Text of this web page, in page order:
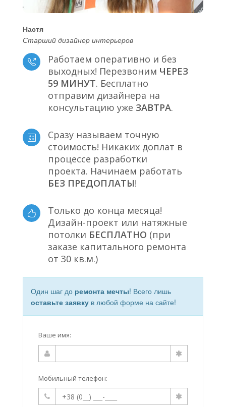
Настя
Старший дизайнер интерьеров
Работаем оперативно и без
выходных! Перезвоним ЧЕРЕЗ
59 МИНУТ. Бесплатно
отправим дизайнера на
консультацию уже ЗАВТРА.
Сразу называем точную
стоимость! Никаких доплат в
процессе разработки
проекта. Начинаем работать
БЕЗ ПРЕДОПЛАТЫ!
Только до конца месяца!
Дизайн-проект или натяжные
потолки БЕСПЛАТНО (при
заказе капитального ремонта
от 30 кв.м.)
Один шаг до ремонта мечты! Всего лишь
оставьте заявку в любой форме на сайте!
Ваше имя:
Мобильный телефон: